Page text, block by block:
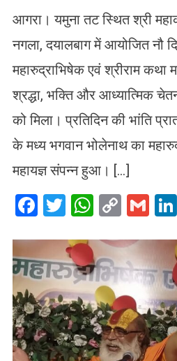
आगरा। यमुना तट स्थित श्री
नगला, दयालबाग में आयोजित नौ
महारुद्राभिषेक एवं श्रीराम कथा
श्रद्धा, भक्ति और आध्यात्मिक
को मिला। प्रतिदिन की भांति
के मध्य भगवान भोलेनाथ का
महायज्ञ संपन्न हुआ। […]
Facebook
TwitterCopy